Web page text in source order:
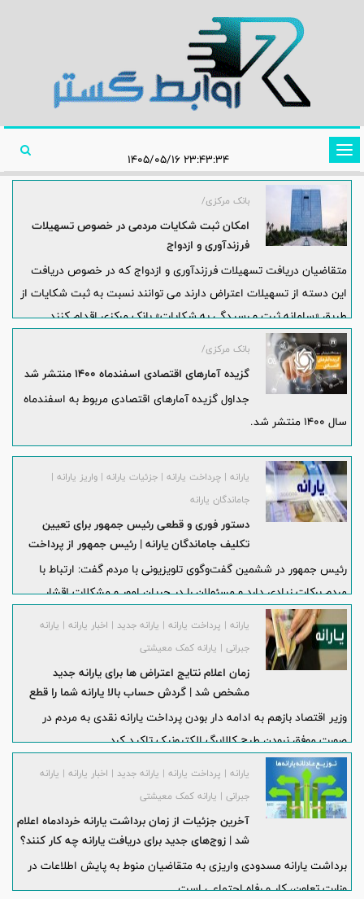
تغییر
وضعیت
ناوبری
بانک مرکزی/
امکان ثبت شکایات مردمی در خصوص تسهیلات
فرزندآوری و ازدواج
متقاضیان دریافت تسهیلات فرزندآوری و ازدواج که در خصوص دریافت
این دسته از تسهیلات اعتراض دارند می توانند نسبت به ثبت شکایات از
طریق «سامانه ثبت و رسیدگی به شکایات» بانک مرکزی اقدام کنند.
بانک مرکزی/
گزیده آمارهای اقتصادی اسفندماه 1400 منتشر شد
جداول گزیده آمارهای اقتصادی مربوط به اسفندماه
سال 1400 منتشر شد.
یارانه | چرداخت یارانه | جزئیات یارانه | واریز یارانه |
جاماندگان یارانه
دستور فوری و قطعی رئیس جمهور برای تعیین
تکلیف جاماندگان یارانه | رئیس جمهور از پرداخت
بدهی های دولت خبر داد
رئیس جمهور در ششمین گفت‌وگوی تلویزیونی با مردم گفت: ارتباط با
مردم برکات زیادی دارد و مسئولان را در جریان امور و مشکلات اقشار
جامعه قرار می‌دهد و تاکید جدی برای ارتباط دولتمردان با مردم دارم.
یارانه | پرداخت یارانه | یارانه جدید | اخبار یارانه | یارانه
جبرانی | یارانه کمک معیشتی
زمان اعلام نتایج اعتراض ها برای یارانه جدید
مشخص شد | گردش حساب بالا یارانه شما را قطع
می کند
وزیر اقتصاد بازهم به ادامه دار بودن پرداخت یارانه نقدی به مردم در
صورت موفق نبودن طرح کالابرگ الکترونیک تاکید کرد.
یارانه | پرداخت یارانه | یارانه جدید | اخبار یارانه | یارانه
جبرانی | یارانه کمک معیشتی
آخرین جزئیات از زمان برداشت یارانه خردادماه اعلام
شد | زوج‌های جدید برای دریافت یارانه چه کار کنند؟
برداشت یارانه مسدودی واریزی به متقاضیان منوط به پایش اطلاعات در
وزارت تعاون، کار و رفاه اجتماعی است.